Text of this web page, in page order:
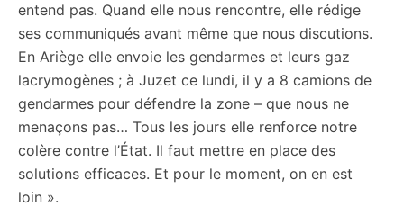
entend pas. Quand elle nous rencontre, elle rédige
ses communiqués avant même que nous discutions.
En Ariège elle envoie les gendarmes et leurs gaz
lacrymogènes ; à Juzet ce lundi, il y a 8 camions de
gendarmes pour défendre la zone – que nous ne
menaçons pas… Tous les jours elle renforce notre
colère contre l’État. Il faut mettre en place des
solutions efficaces. Et pour le moment, on en est
loin ».